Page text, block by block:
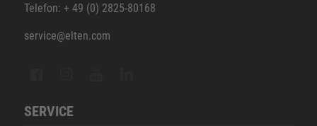
Telefon: + 49 (0) 2825-80168
service@elten.com
SERVICE